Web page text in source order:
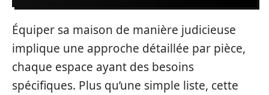
Équiper sa maison de manière judicieuse
implique une approche détaillée par pièce,
chaque espace ayant des besoins
spécifiques. Plus qu’une simple liste, cette